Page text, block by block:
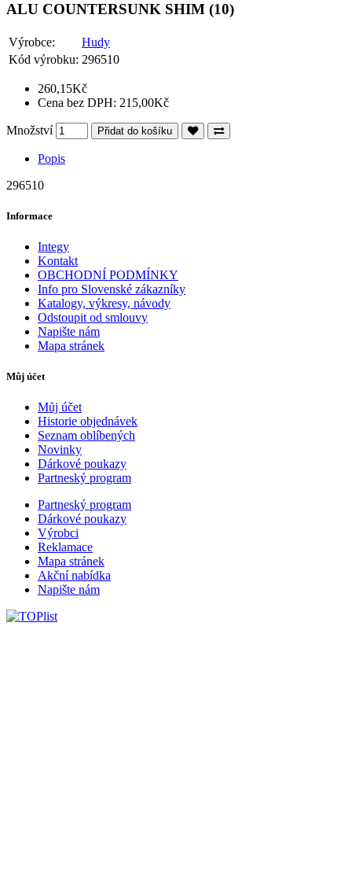
ALU COUNTERSUNK SHIM (10)
Výrobce:
Hudy
Kód výrobku: 296510
260,15Kč
Cena bez DPH: 215,00Kč
Množství Přidat do košíku
Popis
296510
Informace
Integy
Kontakt
OBCHODNÍ PODMÍNKY
Info pro Slovenské zákazníky
Katalogy, výkresy, návody
Odstoupit od smlouvy
Napište nám
Mapa stránek
Můj účet
Můj účet
Historie objednávek
Seznam oblíbených
Novinky
Dárkové poukazy
Partneský program
Partneský program
Dárkové poukazy
Výrobci
Reklamace
Mapa stránek
Akční nabídka
Napište nám